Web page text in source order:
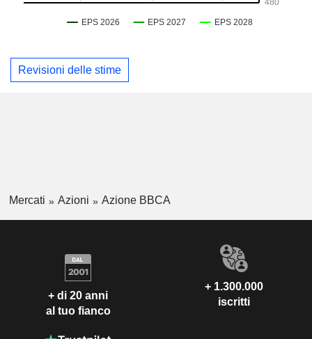
Revisioni delle stime
Mercati Azioni Azione BBCA
+ di 20 anni
al tuo fianco
+ 1.300.000
iscritti